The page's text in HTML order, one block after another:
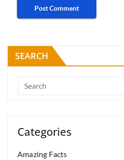
SEARCH
Categories
Amazing Facts